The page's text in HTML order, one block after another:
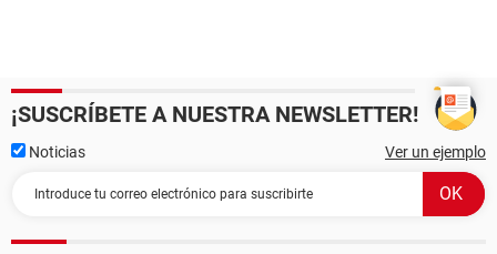
¡SUSCRÍBETE A NUESTRA NEWSLETTER!
Noticias Ver un ejemplo